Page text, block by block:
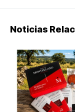
Noticias